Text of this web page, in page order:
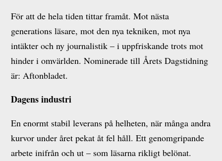
För att de hela tiden tittar framåt. Mot nästa
generations läsare, mot den nya tekniken, mot nya
intäkter och ny journalistik – i uppfriskande trots mot
hinder i omvärlden. Nominerade till Årets Dagstidning
är: Aftonbladet.
Dagens industri
En enormt stabil leverans på helheten, när många andra
kurvor under året pekat åt fel håll. Ett genomgripande
arbete inifrån och ut – som läsarna rikligt belönat.